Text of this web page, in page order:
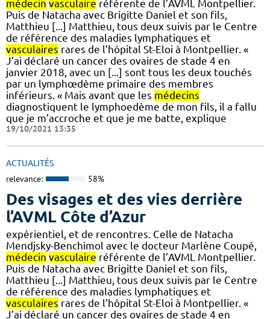
médecin vasculaire référente de l’AVML Montpellier.
Puis de Natacha avec Brigitte Daniel et son fils,
Matthieu [...] Matthieu, tous deux suivis par le Centre
de référence des maladies lymphatiques et
vasculaires rares de l’hôpital St-Eloi à Montpellier. «
J’ai déclaré un cancer des ovaires de stade 4 en
janvier 2018, avec un [...] sont tous les deux touchés
par un lymphœdème primaire des membres
inférieurs. « Mais avant que les médecins
diagnostiquent le lymphoedème de mon fils, il a fallu
que je m’accroche et que je me batte, explique
19/10/2021 13:35
ACTUALITÉS
relevance: 58%
Des visages et des vies derrière
l’AVML Côte d’Azur
expérientiel, et de rencontres. Celle de Natacha
Mendjsky-Benchimol avec le docteur Marlène Coupé,
médecin vasculaire référente de l’AVML Montpellier.
Puis de Natacha avec Brigitte Daniel et son fils,
Matthieu [...] Matthieu, tous deux suivis par le Centre
de référence des maladies lymphatiques et
vasculaires rares de l’hôpital St-Eloi à Montpellier. «
J’ai déclaré un cancer des ovaires de stade 4 en